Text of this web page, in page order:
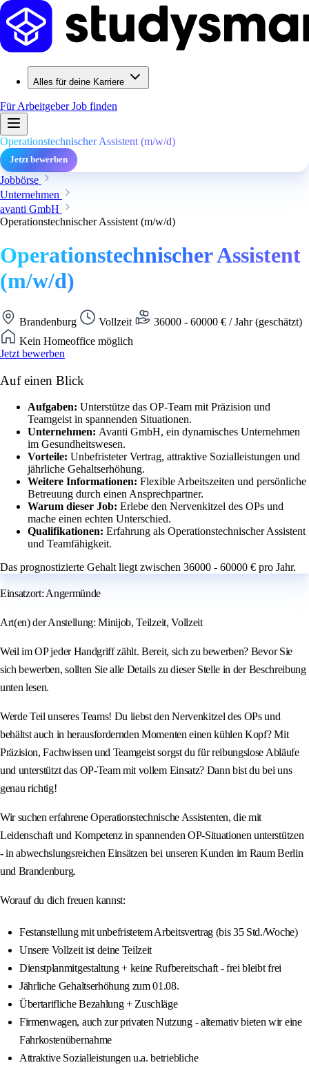
Alles für deine Karriere
Für ArbeitgeberJob finden
Operationstechnischer Assistent (m/w/d)
Jetzt bewerben
Jobbörse
Unternehmen
avanti GmbH
Operationstechnischer Assistent (m/w/d)
Operationstechnischer Assistent
(m/w/d)
Brandenburg Vollzeit
36000 - 60000 € / Jahr (geschätzt)
Kein Homeoffice möglich
Jetzt bewerben
Auf einen Blick
Aufgaben: Unterstütze das OP-Team mit Präzision und
Teamgeist in spannenden Situationen.
Unternehmen: Avanti GmbH, ein dynamisches Unternehmen
im Gesundheitswesen.
Vorteile: Unbefristeter Vertrag, attraktive Sozialleistungen und
jährliche Gehaltserhöhung.
Weitere Informationen: Flexible Arbeitszeiten und persönliche
Betreuung durch einen Ansprechpartner.
Warum dieser Job: Erlebe den Nervenkitzel des OPs und
mache einen echten Unterschied.
Qualifikationen: Erfahrung als Operationstechnischer Assistent
und Teamfähigkeit.
Das prognostizierte Gehalt liegt zwischen 36000 - 60000 € pro Jahr.
Einsatzort: Angermünde
Art(en) der Anstellung: Minijob, Teilzeit, Vollzeit
Weil im OP jeder Handgriff zählt. Bereit, sich zu bewerben? Bevor Sie
sich bewerben, sollten Sie alle Details zu dieser Stelle in der Beschreibung
unten lesen.
Werde Teil unseres Teams! Du liebst den Nervenkitzel des OPs und
behältst auch in herausfordernden Momenten einen kühlen Kopf? Mit
Präzision, Fachwissen und Teamgeist sorgst du für reibungslose Abläufe
und unterstützt das OP-Team mit vollem Einsatz? Dann bist du bei uns
genau richtig!
Wir suchen erfahrene Operationstechnische Assistenten, die mit
Leidenschaft und Kompetenz in spannenden OP-Situationen unterstützen
- in abwechslungsreichen Einsätzen bei unseren Kunden im Raum Berlin
und Brandenburg.
Worauf du dich freuen kannst:
Festanstellung mit unbefristetem Arbeitsvertrag (bis 35 Std./Woche)
Unsere Vollzeit ist deine Teilzeit
Dienstplanmitgestaltung + keine Rufbereitschaft - frei bleibt frei
Jährliche Gehaltserhöhung zum 01.08.
Übertarifliche Bezahlung + Zuschläge
Firmenwagen, auch zur privaten Nutzung - alternativ bieten wir eine
Fahrkostenübernahme
Attraktive Sozialleistungen u.a. betriebliche